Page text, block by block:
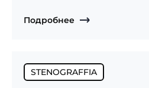
Подробнее
STENOGRAFFIA